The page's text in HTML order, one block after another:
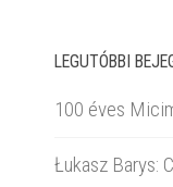
LEGUTÓBBI
100 éves
Łukasz Barys: